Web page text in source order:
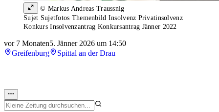
© Markus Andreas Traussnig
Sujet Sujetfotos Themenbild Insolvenz Privatinsolvenz
Konkurs Insolvenzantrag Konkursantrag Jänner 2022
vor 7 Monaten5. Jänner 2026 um 14:50
Greifenburg
Spittal an der Drau